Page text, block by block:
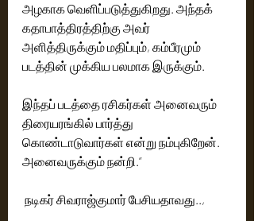
அழகாக வெளிப்படுத்துகிறது. அந்தக்
கதாபாத்திரத்திற்கு அவர்
அளித்திருக்கும் மதிப்பும், கம்பீரமும்
படத்தின் முக்கிய பலமாக இருக்கும்.
இந்தப் படத்தை ரசிகர்கள் அனைவரும்
திரையரங்கில் பார்த்து
கொண்டாடுவார்கள் என்று நம்புகிறேன்.
அனைவருக்கும் நன்றி.”
நடிகர் சிவராஜ்குமார் பேசியதாவது..,